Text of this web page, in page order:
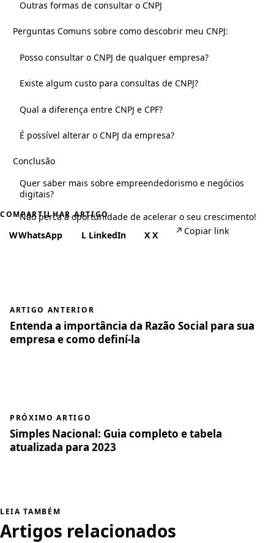
Outras formas de consultar o CNPJ
Perguntas Comuns sobre como descobrir meu CNPJ:
Posso consultar o CNPJ de qualquer empresa?
Existe algum custo para consultas de CNPJ?
Qual a diferença entre CNPJ e CPF?
É possível alterar o CNPJ da empresa?
Conclusão
Quer saber mais sobre empreendedorismo e negócios
digitais?
Não perca a oportunidade de acelerar o seu crescimento!
COMPARTILHAR ARTIGO
WWhatsApp L LinkedIn X X ↗ Copiar link
ARTIGO ANTERIOR
Entenda a importância da Razão Social para sua
empresa e como definí-la
PRÓXIMO ARTIGO
Simples Nacional: Guia completo e tabela
atualizada para 2023
LEIA TAMBÉM
Artigos relacionados